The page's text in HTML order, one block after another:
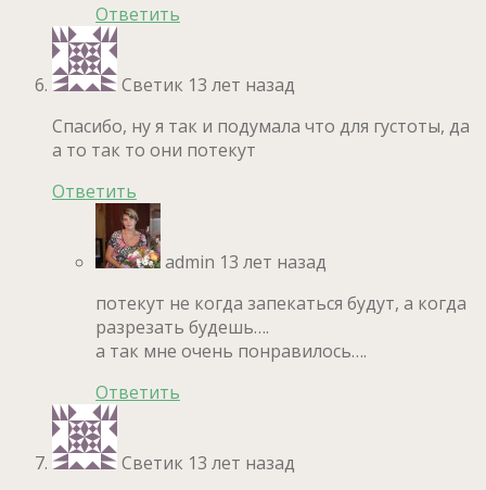
Ответить
Светик 13 лет назад
Спасибо, ну я так и подумала что для густоты, да
а то так то они потекут
Ответить
admin 13 лет назад
потекут не когда запекаться будут, а когда
разрезать будешь….
а так мне очень понравилось….
Ответить
Светик 13 лет назад